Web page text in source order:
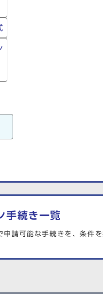
手続き一覧
申請可能な手続きを、条件